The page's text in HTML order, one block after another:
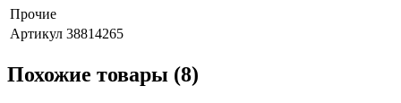
Прочие
Артикул 38814265
Похожие товары (8)